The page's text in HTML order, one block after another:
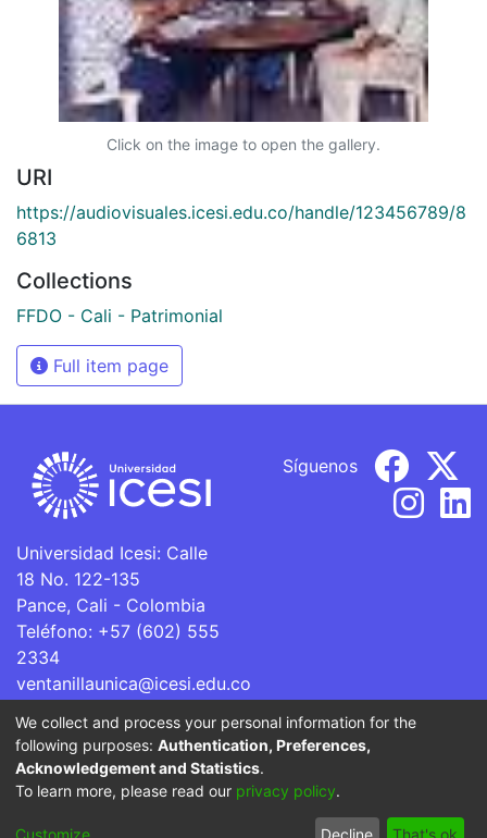
Click on the image to open the gallery.
URI
https://audiovisuales.icesi.edu.co/handle/123456789/8
6813
Collections
FFDO - Cali - Patrimonial
Full item page
Universidad Icesi: Calle
18 No. 122-135
Pance, Cali - Colombia
Teléfono: +57 (602) 555
2334
ventanillaunica@icesi.edu.co
Síguenos
La Universidad Icesi es una Institución de Educación
Superior que se encuentra sujeta a inspección y vigilancia
por parte del Ministerio de Educación Nacional.
Cookie End User Send
We collect and process your personal information for the
following purposes: Authentication, Preferences,
Acknowledgement and Statistics.
To learn more, please read our privacy policy.